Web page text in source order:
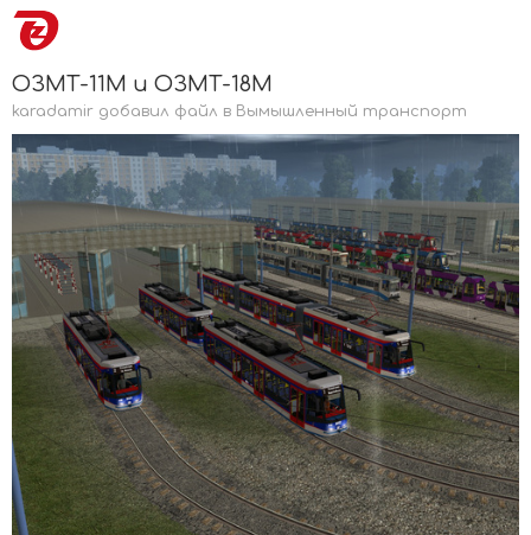
ОЗМТ-11М и ОЗМТ-18М
karadamir добавил файл в Вымышленный транспорт